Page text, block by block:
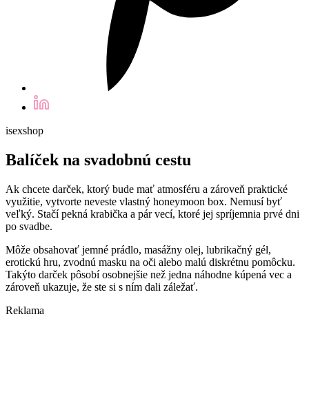
isexshop
Balíček na svadobnú cestu
Ak chcete darček, ktorý bude mať atmosféru a zároveň praktické
využitie, vytvorte neveste vlastný honeymoon box. Nemusí byť
veľký. Stačí pekná krabička a pár vecí, ktoré jej spríjemnia prvé dni
po svadbe.
Môže obsahovať jemné prádlo, masážny olej, lubrikačný gél,
erotickú hru, zvodnú masku na oči alebo malú diskrétnu pomôcku.
Takýto darček pôsobí osobnejšie než jedna náhodne kúpená vec a
zároveň ukazuje, že ste si s ním dali záležať.
Reklama